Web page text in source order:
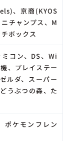
、京商(KYOS
チャンプス、M
ボックス
コン、DS、Wi
、プレイステー
ルダ、スーパー
うぶつの森、た
ポケモンフレン